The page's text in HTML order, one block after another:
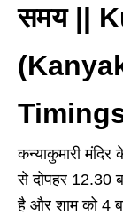
समय ||
कन्याकुमारी
से दोपहर 12.30
है और शाम को 4